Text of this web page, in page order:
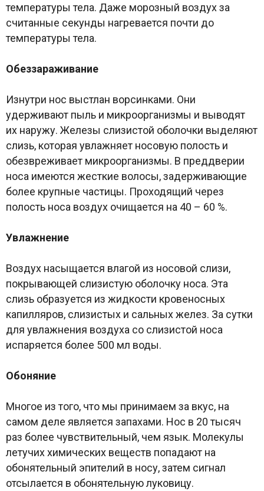
температуры тела. Даже морозный воздух за
считанные секунды нагревается почти до
температуры тела.
Обеззараживание
Изнутри нос выстлан ворсинками. Они
удерживают пыль и микроорганизмы и выводят
их наружу. Железы слизистой оболочки выделяют
слизь, которая увлажняет носовую полость и
обезвреживает микроорганизмы. В преддверии
носа имеются жесткие волосы, задерживающие
более крупные частицы. Проходящий через
полость носа воздух очищается на 40 – 60 %.
Увлажнение
Воздух насыщается влагой из носовой слизи,
покрывающей слизистую оболочку носа. Эта
слизь образуется из жидкости кровеносных
капилляров, слизистых и сальных желез. За сутки
для увлажнения воздуха со слизистой носа
испаряется более 500 мл воды.
Обоняние
Многое из того, что мы принимаем за вкус, на
самом деле является запахами. Нос в 20 тысяч
раз более чувствительный, чем язык. Молекулы
летучих химических веществ попадают на
обонятельный эпителий в носу, затем сигнал
отсылается в обонятельную луковицу.